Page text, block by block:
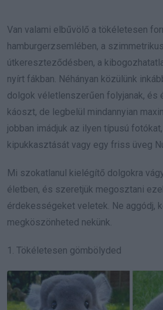
Van valami elbűvölő a tökéletesen
hamburgerzsemlében, a
útkereszteződésben, a
nyírt fákban. Néhányan közülünk
dolgok véletlenszerűen folyjanak, és
káoszt, de legbelül mindannyian
jobban imádjuk az ilyen típusú
kipukkasztását vagy egy friss üveg
Mi szokatlanul kielégítő dolgokra
életben, és szeretjük megosztani
érdekességeket veletek. Ne aggódj,
megköszönheted nekünk.
1. Tökéletesen gömbölyded